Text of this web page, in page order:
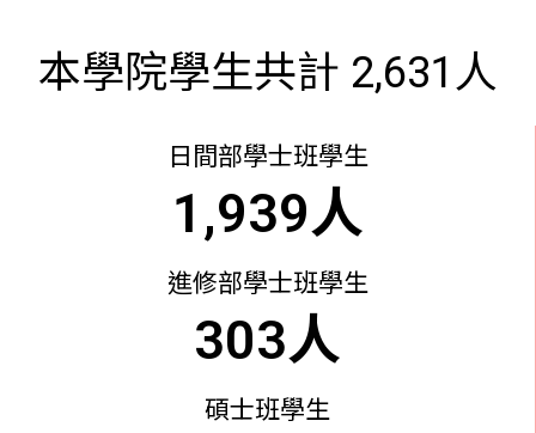
本學院學生共計 2,631人
日間部學士班學生
1,939人
進修部學士班學生
303人
碩士班學生